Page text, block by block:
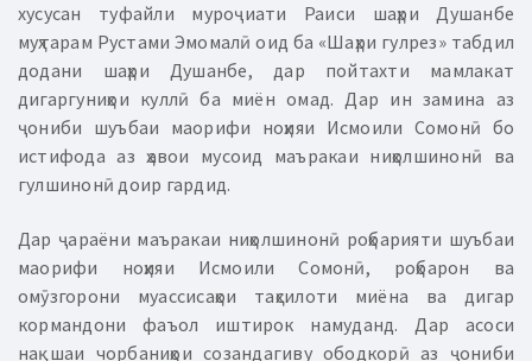
хусусан туфайли муроҷиати Раиси шаҳри Душанбе
муҳтарам Рустами Эмомалӣ оид ба «Шаҳри гулрез» табдил
додани шаҳри Душанбе, дар пойтахти мамлакат
дигаргуниҳои куллӣ ба миён омад. Дар ин замина аз
ҷониби шуъбаи маорифи ноҳияи Исмоили Сомонӣ бо
истифода аз ҳавои мусоид маъракаи ниҳолшинонӣ ва
гулшинонӣ доир гардид.
Дар ҷараёни маъракаи ниҳолшинонӣ роҳбарияти шуъбаи
маорифи ноҳияи Исмоили Сомонӣ, роҳбарон ва
омӯзгорони муассисаҳои таҳсилоти миёна ва дигар
кормандони фаъол иштирок намуданд. Дар асоси
нақшаи чорбаниҳои созандагиву ободкорӣ аз ҷониби